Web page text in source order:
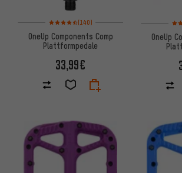
Bewertungen: 4,5 von 5 basierend auf 140
(140)
OneUp Components Comp
Plattformpedale
33,99€
OneUp